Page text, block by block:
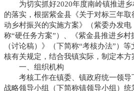
为切实抓好2020年度南岭镇推进乡
的落实，根据紫金县《关于对标三年
动乡村振兴的实施方案》（紫委办发电
称“硬任务方案”）、《紫金县推进乡
（讨论稿）》（下简称“考核办法”）
核有关规定，结合我镇实际，制定本方
一、组织机构
考核工作在镇委、镇政府统一领导
战略领导小组（下简称镇领导小组）